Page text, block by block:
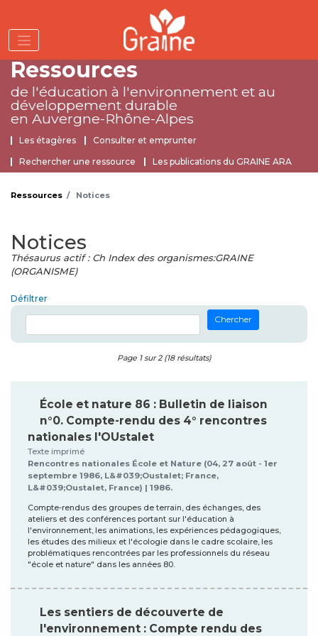
Aller
au
contenu
principal
Ressources
de l'éducation à l'environnement et au
développement durable
en Auvergne-Rhône-Alpes
Ressources
Les étagères
Consulter et emprunter
Rechercher une ressource
Les publications du GRAINE ARA
Ressources Notices
Notices
Thésaurus actif : Ch Index des organismes:GRAINE
(ORGANISME)
Défiltrer
Chercher
Page 1 sur 2 (18 résultats)
École et nature 86 : Bulletin de liaison
n°0. Compte-rendu des 4° rencontres
nationales l'OUstalet
Texte imprimé
Rencontres nationales École et Nature (04, 27 août - 1er
septembre 1986, L&#039;Oustalet; France,
L&#039;Oustalet, France) | 1986.
Compte-rendus des groupes de terrain, des échanges, des
ateliers et des conférences portant sur l'éducation à
l'environnement, les animations, les expériences pédagogiques,
les études des milieux et l'écologie dans le cadre scolaire, les
problématiques rencontrées par les professionnels du réseau
"école et nature" dans les années 80.
Les sentiers de découverte de
l'environnement : Compte rendu des